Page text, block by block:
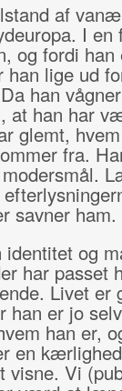
af
I en
og fordi han
lige ud
han
han har
glemt,
fra.
savner ham.
identitet og
har passet
Livet er
han er jo
han er,
en
visne. Vi